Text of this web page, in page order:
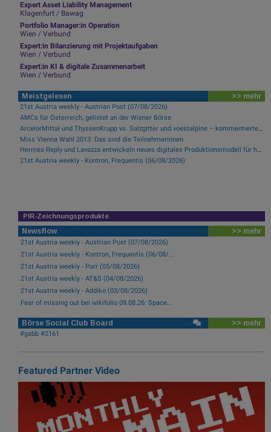
Expert Asset Liability Management
Klagenfurt / Bawag
Portfolio Manager:in Operation
Wien / Verbund
Expert:in Bilanzierung mit Projektaufgaben
Wien / Verbund
Expert:in KI & digitale Zusammenarbeit
Wien / Verbund
Meistgelesen >> mehr
21st Austria weekly - Austrian Post (07/08/2026)
AMCs für Österreich, gelistet an der Wiener Börse
ArcelorMittal und ThyssenKrupp vs. Salzgitter und voestalpine – kommentierter KW 32 Peer Group Watch Stahl
Miss Vienna Wahl 2013: Das sind die Teilnehmerinnen
Hermes Reply und Lavazza entwickeln neues digitales Produktionsmodell für hocheffiziente Fertigung
21st Austria weekly - Kontron, Frequentis (06/08/2026)
PIR-Zeichnungsprodukte
Newsflow >> mehr
21st Austria weekly - Austrian Post (07/08/2026)
21st Austria weekly - Kontron, Frequentis (06/08/...
21st Austria weekly - Porr (05/08/2026)
21st Austria weekly - AT&S (04/08/2026)
21st Austria weekly - Addiko (03/08/2026)
Fear of missing out bei wikifolio 09.08.26: Space...
Börse Social Club Board >> mehr
#gabb #2161
Featured Partner Video